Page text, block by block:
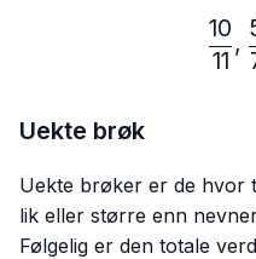
11
10
,
Uekte brøk
Uekte brøker er de hvor
lik eller større enn
Følgelig er den totale